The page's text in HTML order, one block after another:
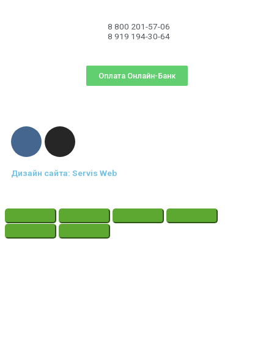
8 800 201-57-06
8 919 194-30-64
Оплата Онлайн-Банк
Дизайн сайта: Servis Web